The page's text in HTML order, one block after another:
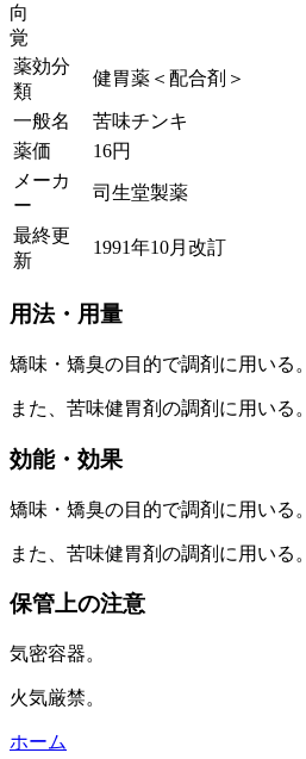
向
覚
薬効分
類
健胃薬＜配合剤＞
一般名
苦味チンキ
薬価
16円
メーカ
ー
司生堂製薬
最終更
新
1991年10月改訂
用法・用量
矯味・矯臭の目的で調剤に用いる。
また、苦味健胃剤の調剤に用いる。
効能・効果
矯味・矯臭の目的で調剤に用いる。
また、苦味健胃剤の調剤に用いる。
保管上の注意
気密容器。
火気厳禁。
ホーム